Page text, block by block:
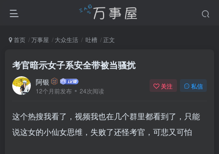
首页 万事屋 大众生活 吐槽 正文
考官暗示女子系安全带被当骚扰
阿银
12个月前发布 24次阅读
关注 私信
这个热搜我看了，视频我也在几个群里都看到了，只能
说这女的小仙女思维，失败了还怪考官，可悲又可怕